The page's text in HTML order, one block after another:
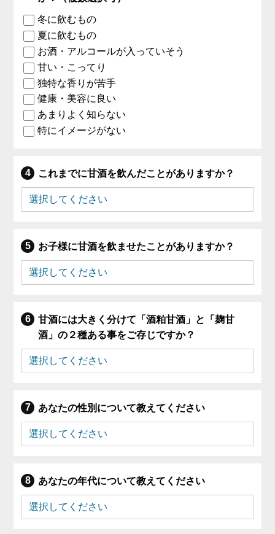
冬に飲むもの
夏に飲むもの
お酒・アルコールが入っていそう
甘い・こってり
独特な香りが苦手
健康・美容に良い
あまりよく知らない
特にイメージがない
これまでに甘酒を飲んだことがありますか？
お子様に甘酒を飲ませたことがありますか？
甘酒には大きく分けて「酒粕甘酒」と「麹甘
酒」の２種ある事をご存じですか？
あなたの性別について教えてください
あなたの年代について教えてください